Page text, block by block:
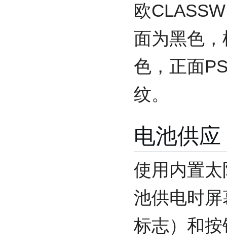
欧
面为黑色
色，正面
纹。
电池供应
使用内置
池供电时
标志）和